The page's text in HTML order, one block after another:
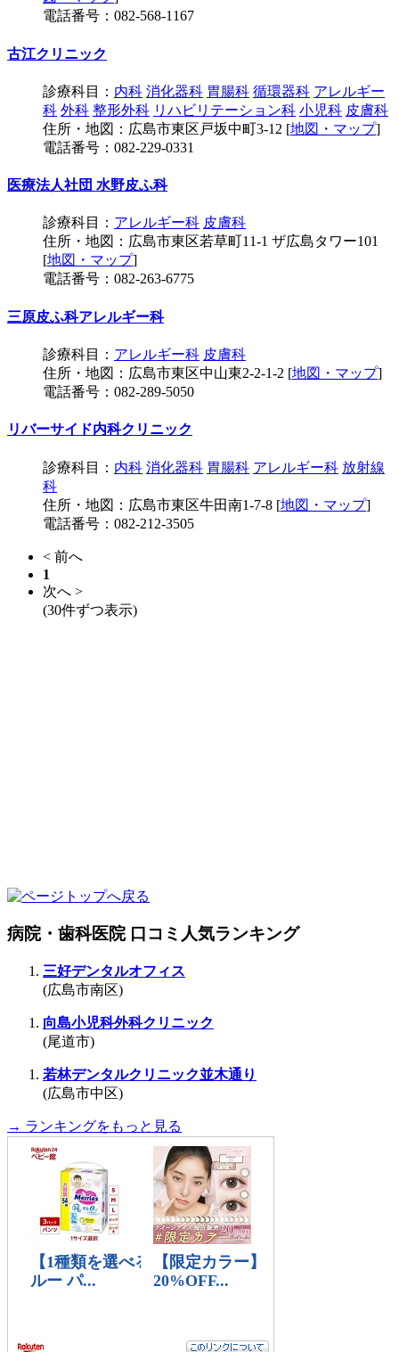
電話番号：082-568-1167
古江クリニック
診療科目： 内科 消化器科 胃腸科 循環器科 アレルギー
科 外科 整形外科 リハビリテーション科 小児科 皮膚科
住所・地図：広島市東区戸坂中町3-12 [地図・マップ]
電話番号：082-229-0331
医療法人社団 水野皮ふ科
診療科目： アレルギー科 皮膚科
住所・地図：広島市東区若草町11-1 ザ広島タワー101
[地図・マップ]
電話番号：082-263-6775
三原皮ふ科アレルギー科
診療科目： アレルギー科 皮膚科
住所・地図：広島市東区中山東2-2-1-2 [地図・マップ]
電話番号：082-289-5050
リバーサイド内科クリニック
診療科目： 内科 消化器科 胃腸科 アレルギー科 放射線
科
住所・地図：広島市東区牛田南1-7-8 [地図・マップ]
電話番号：082-212-3505
< 前へ
1
次へ >
(30件ずつ表示)
病院・歯科医院 口コミ人気ランキング
三好デンタルオフィス
(広島市南区)
向島小児科外科クリニック
(尾道市)
若林デンタルクリニック並木通り
(広島市中区)
→ ランキングをもっと見る